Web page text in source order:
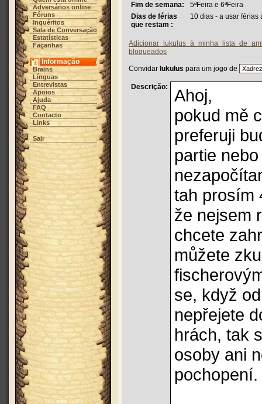
Adversários online
Fóruns
Inquéritos
Sala de Conversação
Estatísticas
Façanhas
Informação
Brains
Línguas
Entrevistas
Apoios
Ajuda
FAQ
Contacto
Links
Sair
Fim de semana:
5ªFeira e 6ªFeira
Dias de férias
que restam :
10 dias - a usar férias
Adicionar lukulus à minha lista de
bloqueados
Convidar lukulus para um jogo de
Descrição:
Ahoj,
pokud mě
preferuji
partie
tah prosím
že nejsem
chcete
můžete
se, když
nepřejete
hrách, tak
osoby ani
pochopení.